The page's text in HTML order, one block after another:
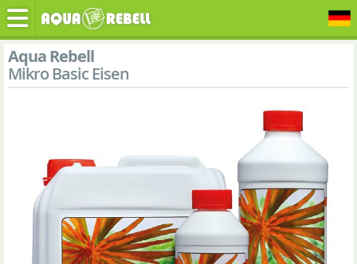
Aqua Rebell
Mikro Basic Eisen